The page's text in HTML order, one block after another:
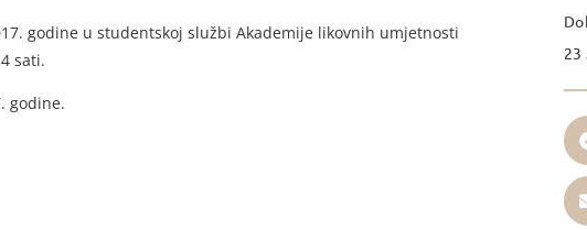
godine u studentskoj službi Akademije likovnih umjetnosti
sati.
godine.
23